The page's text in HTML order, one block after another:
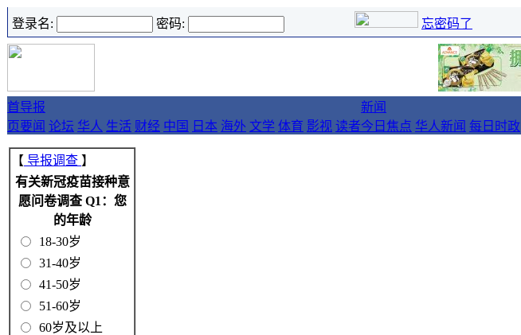
登录名: 密码: 忘密码了
首
页
导报
要闻 论坛 华人 生活 财经 中国 日本 海外 文学 体育 影视 读者
新闻
今日焦点 华人新闻 每日时政
【 导报调查 】
有关新冠疫苗接种意
愿问卷调查 Q1：您
的年龄
18-30岁
31-40岁
41-50岁
51-60岁
60岁及以上